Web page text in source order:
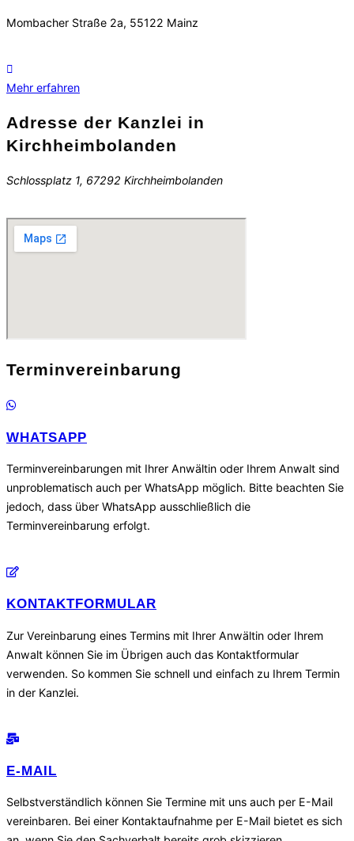
Mombacher Straße 2a, 55122 Mainz
Mehr erfahren
Adresse der Kanzlei in
Kirchheimbolanden
Schlossplatz 1, 67292 Kirchheimbolanden
Terminvereinbarung
WHATSAPP
Terminvereinbarungen mit Ihrer Anwältin oder Ihrem Anwalt sind
unproblematisch auch per WhatsApp möglich. Bitte beachten Sie
jedoch, dass über WhatsApp ausschließlich die
Terminvereinbarung erfolgt.
KONTAKTFORMULAR
Zur Vereinbarung eines Termins mit Ihrer Anwältin oder Ihrem
Anwalt können Sie im Übrigen auch das Kontaktformular
verwenden. So kommen Sie schnell und einfach zu Ihrem Termin
in der Kanzlei.
E-MAIL
Selbstverständlich können Sie Termine mit uns auch per E-Mail
vereinbaren. Bei einer Kontaktaufnahme per E-Mail bietet es sich